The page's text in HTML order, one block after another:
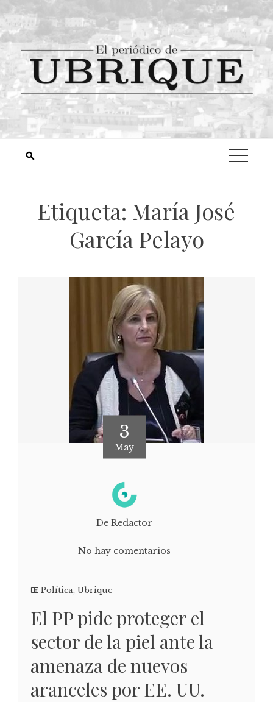
Etiqueta: María José
García Pelayo
3
May
De Redactor
No hay comentarios
Política, Ubrique
El PP pide proteger el
sector de la piel ante la
amenaza de nuevos
aranceles por EE. UU.